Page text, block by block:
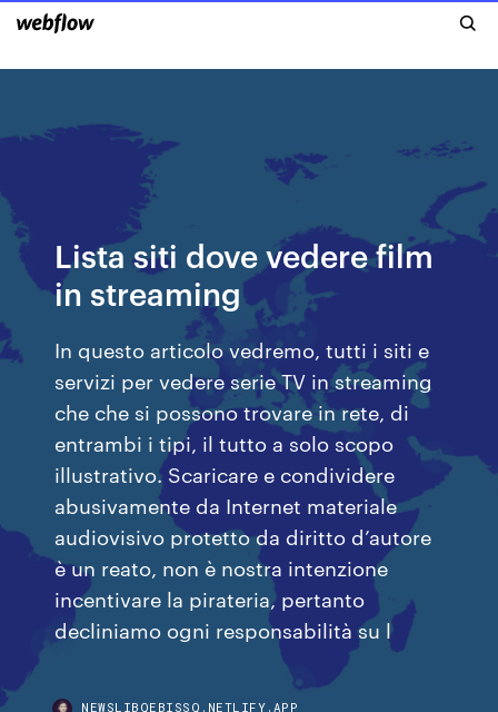
Lista siti dove vedere film
in streaming
In questo articolo vedremo, tutti i siti e
servizi per vedere serie TV in streaming
che che si possono trovare in rete, di
entrambi i tipi, il tutto a solo scopo
illustrativo. Scaricare e condividere
abusivamente da Internet materiale
audiovisivo protetto da diritto d’autore
è un reato, non è nostra intenzione
incentivare la pirateria, pertanto
decliniamo ogni responsabilità su l
NEWSLIBQEBISSQ.NETLIFY.APP